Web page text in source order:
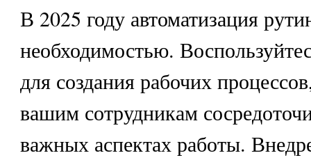
В 2025 году автоматизация
необходимостью.
для создания рабочих
вашим сотрудникам
важных аспектах работы.